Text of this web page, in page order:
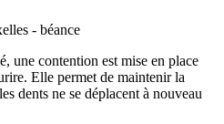
une contention est mise en place
Elle permet de maintenir la
dents ne se déplacent à nouveau